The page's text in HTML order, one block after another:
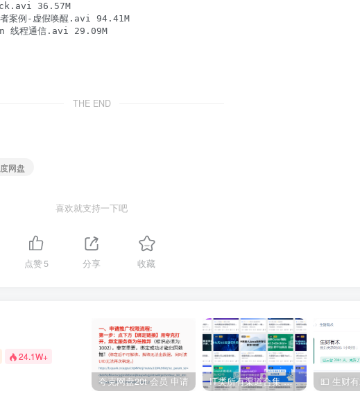
36.57M
者案例-虚假唤醒.avi 94.41M
线程通信.avi 29.09M
THE END
网盘
喜欢就支持一下吧
点赞5 分享 收藏
24.1W+
夸克网盘20t 会员 申请 IT类所有渠道合集 持续日更，目前近四千多条资源 年费用户微信私信获取权限